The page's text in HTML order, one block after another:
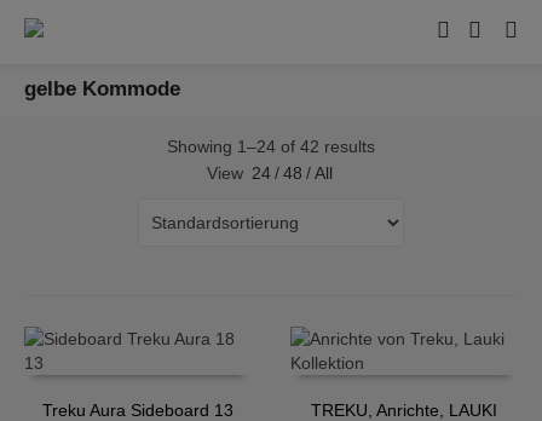
gelbe Kommode
Showing 1–24 of 42 results
View 24 / 48 / All
Treku Aura Sideboard 13
TREKU, Anrichte, LAUKI